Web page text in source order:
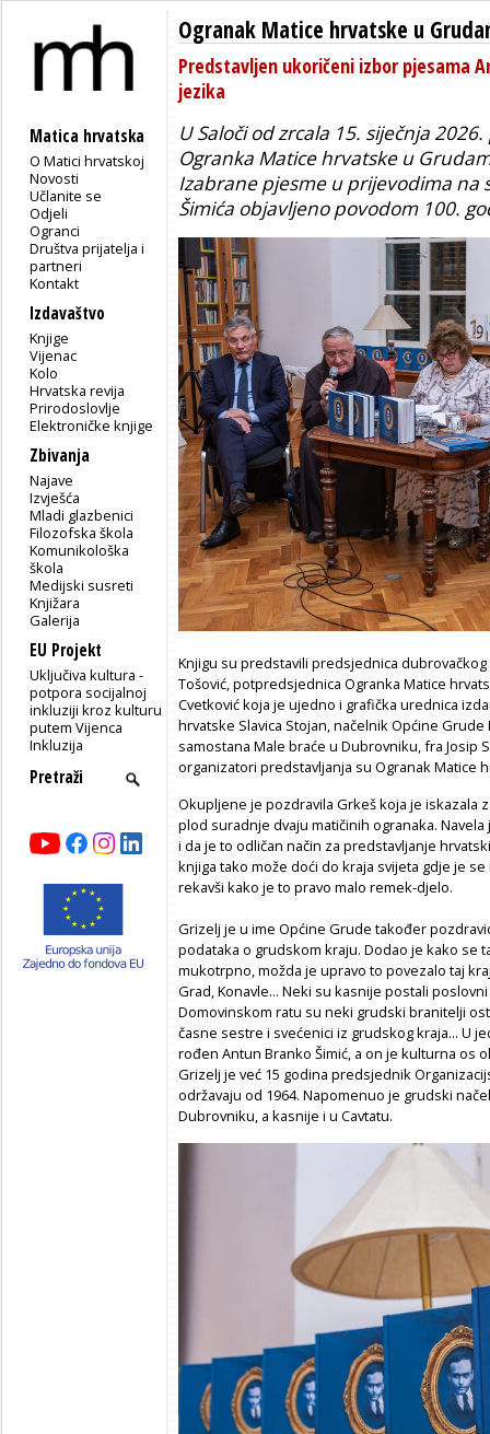
Matica hrvatska
O Matici hrvatskoj
Novosti
Učlanite se
Odjeli
Ogranci
Društva prijatelja i
partneri
Kontakt
Izdavaštvo
Knjige
Vijenac
Kolo
Hrvatska revija
Prirodoslovlje
Elektroničke knjige
Zbivanja
Najave
Izvješća
Mladi glazbenici
Filozofska škola
Komunikološka
škola
Medijski susreti
Knjižara
Galerija
EU Projekt
Uključiva kultura -
potpora socijalnoj
inkluziji kroz kulturu
putem Vijenca
Inkluzija
Ogranak Matice hrvatske u
Predstavljen ukoričeni izbor pjesama
jezika
U Saloči od zrcala 15. siječnja
Ogranka Matice hrvatske u
Izabrane pjesme u prijevodima na
Šimića objavljeno povodom 100.
Knjigu su predstavili predsjednica
Tošović, potpredsjednica Ogranka Matice
Cvetković koja je ujedno i grafička urednica
hrvatske Slavica Stojan, načelnik Općine
samostana Male braće u Dubrovniku, fra Josip
organizatori predstavljanja su Ogranak Matice
Okupljene je pozdravila Grkeš koja je iskazala
plod suradnje dvaju matičinih ogranaka.
i da je to odličan način za predstavljanje
knjiga tako može doći do kraja svijeta gdje je
rekavši kako je to pravo malo remek-djelo.
Grizelj je u ime Općine Grude također
podataka o grudskom kraju. Dodao je kako se
mukotrpno, možda je upravo to povezalo taj
Grad, Konavle... Neki su kasnije postali
Domovinskom ratu su neki grudski branitelji
časne sestre i svećenici iz grudskog kraja... U
rođen Antun Branko Šimić, a on je kulturna os
Grizelj je već 15 godina predsjednik
održavaju od 1964. Napomenuo je grudski
Dubrovniku, a kasnije i u Cavtatu.